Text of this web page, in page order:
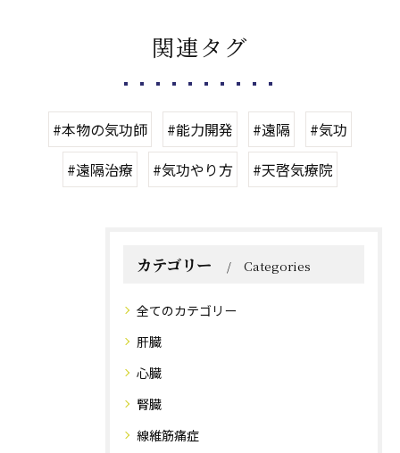
関連タグ
#本物の気功師 #能力開発 #遠隔
#気功
#遠隔治療
#気功やり方 #天啓気療院
カテゴリー Categories
全てのカテゴリー
肝臓
心臓
腎臓
線維筋痛症